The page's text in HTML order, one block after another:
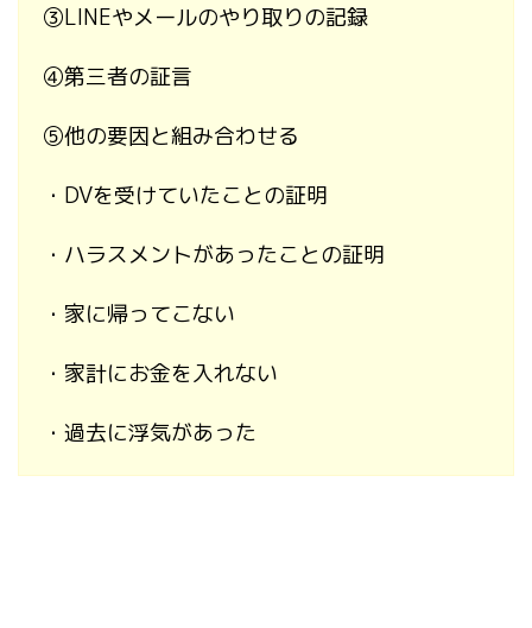
③LINEやメールのやり取りの記録
④第三者の証言
⑤他の要因と組み合わせる
・ DVを受けていたことの証明
・ハラスメントがあったことの証明
・家に帰ってこない
・家計にお金を入れない
・過去に浮気があった